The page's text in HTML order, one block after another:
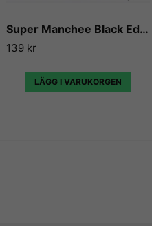
Super Manchee Black Edition - Flavour Boss
139 kr
LÄGG I VARUKORGEN